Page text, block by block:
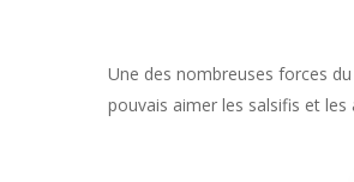
Une des nombreuses forces
pouvais aimer les salsifis et les